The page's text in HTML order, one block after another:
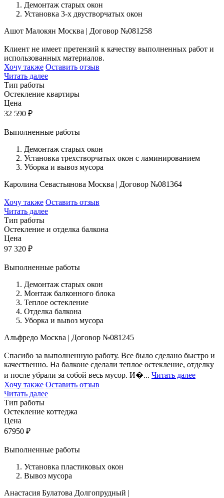
Демонтаж старых окон
Установка 3-х двустворчатых окон
Ашот Малокян Москва | Договор №081258
Клиент не имеет претензий к качеству выполненных работ и
использованных материалов.
Хочу также Оставить отзыв
Читать далее
Тип работы
Остекление квартиры
Цена
32 590 ₽
Выполненные работы
Демонтаж старых окон
Установка трехстворчатых окон с ламинированием
Уборка и вывоз мусора
Каролина Севастьянова Москва | Договор №081364
Хочу также Оставить отзыв
Читать далее
Тип работы
Остекление и отделка балкона
Цена
97 320 ₽
Выполненные работы
Демонтаж старых окон
Монтаж балконного блока
Теплое остекление
Отделка балкона
Уборка и вывоз мусора
Альфредо Москва | Договор №081245
Спасибо за выполненную работу. Все было сделано быстро и
качественно. На балконе сделали теплое остекление, отделку
и после убрали за собой весь мусор. И�... Читать далее
Хочу также Оставить отзыв
Читать далее
Тип работы
Остекление коттеджа
Цена
67950 ₽
Выполненные работы
Установка пластиковых окон
Вывоз мусора
Анастасия Булатова Долгопрудный |